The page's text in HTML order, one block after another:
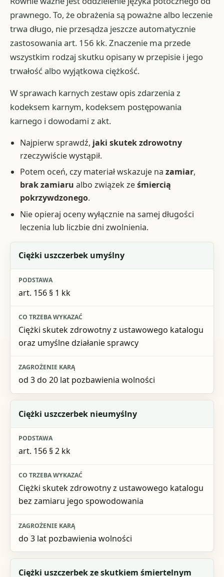
prawnego. To, że obrażenia są poważne albo leczenie
trwa długo, nie przesądza jeszcze automatycznie
zastosowania art. 156 kk. Znaczenie ma przede
wszystkim rodzaj skutku opisany w przepisie i jego
trwałość albo wyjątkowa ciężkość.
W sprawach karnych zestaw opis zdarzenia z
kodeksem karnym, kodeksem postępowania
karnego i dowodami z akt.
Najpierw sprawdź, jaki skutek zdrowotny
rzeczywiście wystąpił.
Potem oceń, czy materiał wskazuje na zamiar,
brak zamiaru albo związek ześmiercią
pokrzywdzonego.
Nie opieraj oceny wyłącznie na samej długości
leczenia lub liczbie dni zwolnienia.
Wariant z art. 156 kk
Podstawa
Ciężki uszczerbek umyślny
art. 156 § 1 kk
Ciężki skutek zdrowotny z ustawowego katalogu
oraz umyślne działanie sprawcy
od 3 do 20 lat pozbawienia wolności
Ciężki uszczerbek nieumyślny
art. 156 § 2 kk
Ciężki skutek zdrowotny z ustawowego katalogu
bez zamiaru jego spowodowania
do 3 lat pozbawienia wolności
Ciężki uszczerbek ze skutkiem śmiertelnym